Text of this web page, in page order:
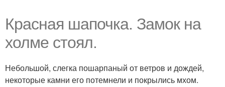
Красная шапочка. Замок на
холме стоял.
Небольшой, слегка пошарпаный от ветров и дождей,
некоторые камни его потемнели и покрылись мхом.